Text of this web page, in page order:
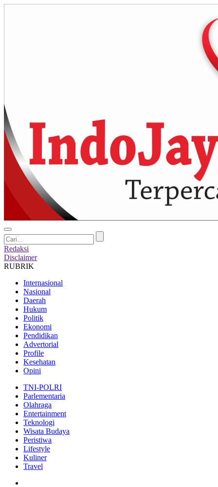
Redaksi
Disclaimer
RUBRIK
Internasional
Nasional
Daerah
Hukum
Politik
Ekonomi
Pendidikan
Advertorial
Profile
Kesehatan
Opini
TNI-POLRI
Parlementaria
Olahraga
Entertainment
Teknologi
Wisata Budaya
Peristiwa
Lifestyle
Kuliner
Travel